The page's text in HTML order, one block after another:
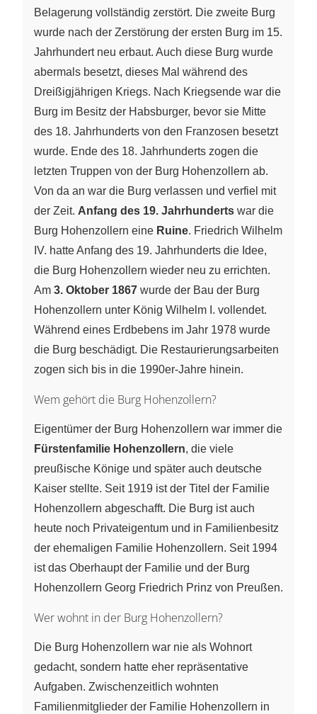
Belagerung vollständig zerstört. Die zweite Burg
wurde nach der Zerstörung der ersten Burg im 15.
Jahrhundert neu erbaut. Auch diese Burg wurde
abermals besetzt, dieses Mal während des
Dreißigjährigen Kriegs. Nach Kriegsende war die
Burg im Besitz der Habsburger, bevor sie Mitte
des 18. Jahrhunderts von den Franzosen besetzt
wurde. Ende des 18. Jahrhunderts zogen die
letzten Truppen von der Burg Hohenzollern ab.
Von da an war die Burg verlassen und verfiel mit
der Zeit. Anfang des 19. Jahrhunderts war die
Burg Hohenzollern eine Ruine. Friedrich Wilhelm
IV. hatte Anfang des 19. Jahrhunderts die Idee,
die Burg Hohenzollern wieder neu zu errichten.
Am 3. Oktober 1867 wurde der Bau der Burg
Hohenzollern unter König Wilhelm I. vollendet.
Während eines Erdbebens im Jahr 1978 wurde
die Burg beschädigt. Die Restaurierungsarbeiten
zogen sich bis in die 1990er-Jahre hinein.
Wem gehört die Burg Hohenzollern?
Eigentümer der Burg Hohenzollern war immer die
Fürstenfamilie Hohenzollern, die viele
preußische Könige und später auch deutsche
Kaiser stellte. Seit 1919 ist der Titel der Familie
Hohenzollern abgeschafft. Die Burg ist auch
heute noch Privateigentum und in Familienbesitz
der ehemaligen Familie Hohenzollern. Seit 1994
ist das Oberhaupt der Familie und der Burg
Hohenzollern Georg Friedrich Prinz von Preußen.
Wer wohnt in der Burg Hohenzollern?
Die Burg Hohenzollern war nie als Wohnort
gedacht, sondern hatte eher repräsentative
Aufgaben. Zwischenzeitlich wohnten
Familienmitglieder der Familie Hohenzollern in